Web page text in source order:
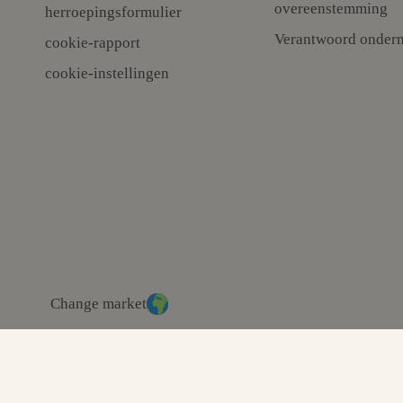
herroepingsformulier
cookie-rapport
cookie-instellingen
overeenstemming
Verantwoord
Change market